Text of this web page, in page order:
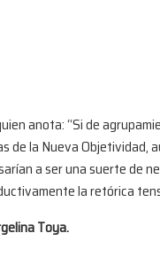
anota: “Si de
la Nueva
a ser una suerte de
la retórica
Toya.